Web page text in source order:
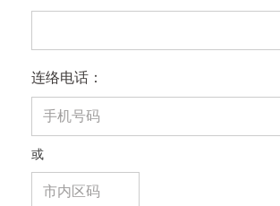
连络电话：
或